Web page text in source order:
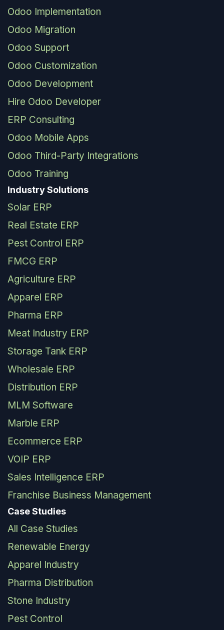
Odoo Implementation
Odoo Migration
Odoo Support
Odoo Customization
Odoo Development
Hire Odoo Developer
ERP Consulting
Odoo Mobile Apps
Odoo Third-Party Integrations
Odoo Training
Industry Solutions
Solar ERP
Real Estate ERP
Pest Control ERP
FMCG ERP
Agriculture ERP
Apparel ERP
Pharma ERP
Meat Industry ERP
Storage Tank ERP
Wholesale ERP
Distribution ERP
MLM Software
Marble ERP
Ecommerce ERP
VOIP ERP
Sales Intelligence ERP
Franchise Business Management
Case Studies
All Case Studies
Renewable Energy
Apparel Industry
Pharma Distribution
Stone Industry
Pest Control